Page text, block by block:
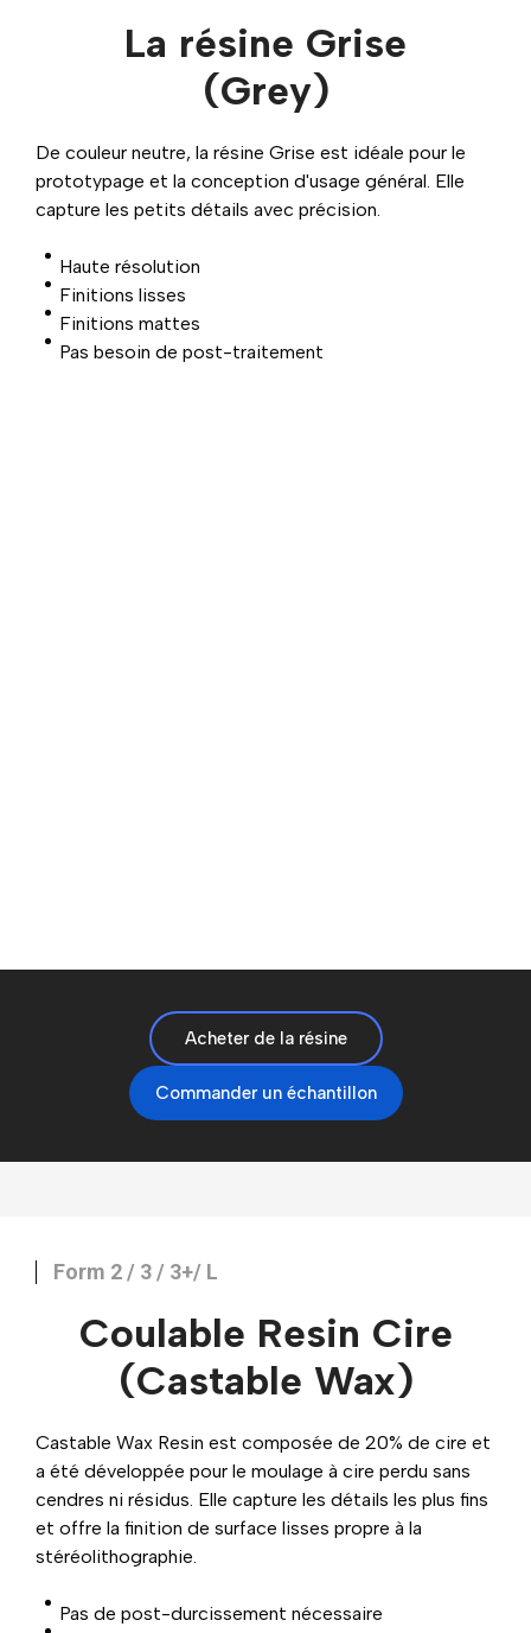
La résine Grise
(Grey)
De couleur neutre, la résine Grise est idéale pour le
prototypage et la conception d'usage général. Elle
capture les petits détails avec précision.
Haute résolution
Finitions lisses
Finitions mattes
Pas besoin de post-traitement
Acheter de la résine
Commander un échantillon
Form 2 / 3 / 3+/ L
Coulable Resin Cire
(Castable Wax)
Castable Wax Resin est composée de 20% de cire et
a été développée pour le moulage à cire perdu sans
cendres ni résidus. Elle capture les détails les plus fins
et offre la finition de surface lisses propre à la
stéréolithographie.
Pas de post-durcissement nécessaire